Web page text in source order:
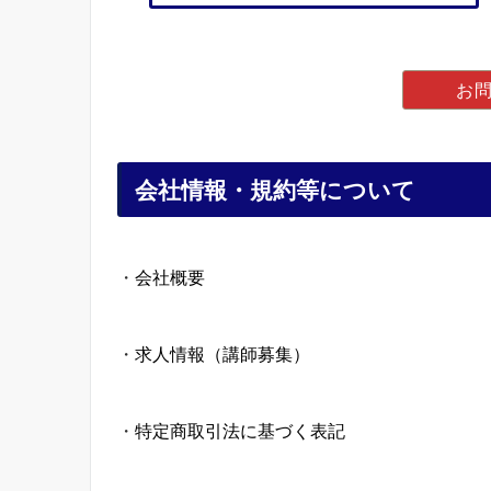
お
会社情報・規約等について
・ 会社概要
・ 求人情報（講師募集）
・ 特定商取引法に基づく表記